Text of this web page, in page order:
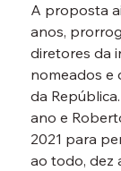
A proposta
anos,
diretores da
nomeados e
da
ano e
2021 para
ao todo, dez